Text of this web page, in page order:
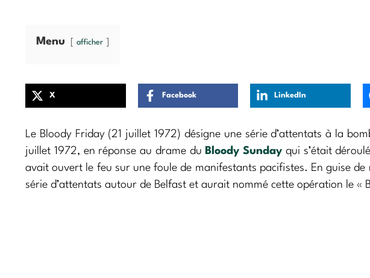
Menu afficher
X Facebook LinkedIn
Le Bloody Friday (21 juillet 1972) désigne une série d’attentats à la
juillet 1972, en réponse au drame du Bloody Sunday qui s’était
avait ouvert le feu sur une foule de manifestants pacifistes. En guise de
série d’attentats autour de Belfast et aurait nommé cette opération le «